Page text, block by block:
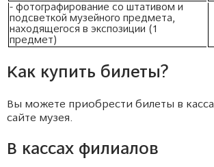
- фотографирование со штативом и
подсветкой музейного предмета,
находящегося в экспозиции (1
предмет)
Как купить билеты?
Вы можете приобрести билеты в
сайте музея.
В кассах филиалов